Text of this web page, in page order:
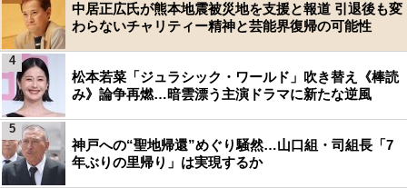
中居正広氏が熊本地震被災地を支援と報道 引退後も変
わらないチャリティー精神と芸能界復帰の可能性
松本若菜「ジュラシック・ワールド」吹き替え《棒読
み》論争再燃…暗雲漂う主演ドラマに新たな逆風
4
神戸への“聖地帰還”めぐり騒然…山口組・司組長「7
年ぶりの里帰り」は実現するか
5